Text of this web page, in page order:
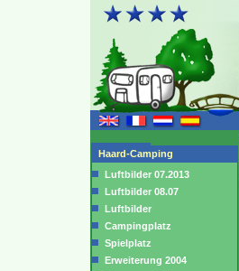
Haard-Camping
Luftbilder 07.2013
Luftbilder 08.07
Luftbilder
Campingplatz
Spielplatz
Erweiterung 2004